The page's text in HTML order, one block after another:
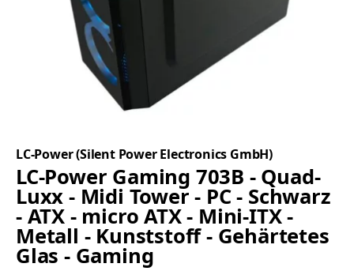
LC-Power (Silent Power Electronics GmbH)
LC-Power Gaming 703B - Quad-
Luxx - Midi Tower - PC - Schwarz
- ATX - micro ATX - Mini-ITX -
Metall - Kunststoff - Gehärtetes
Glas - Gaming